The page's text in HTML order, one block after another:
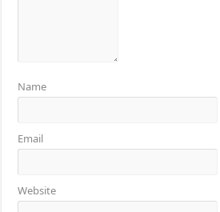
Name
Email
Website